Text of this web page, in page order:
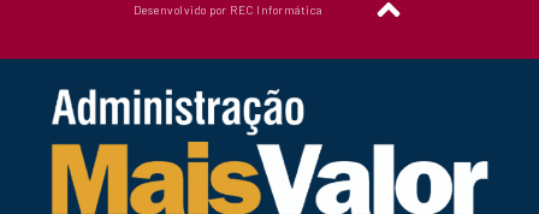
Desenvolvido por REC Informática